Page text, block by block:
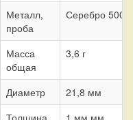
Металл,
проба
Серебро 500
Масса
общая
3,6 г
Диаметр
21,8 мм
Толщина
1 мм мм